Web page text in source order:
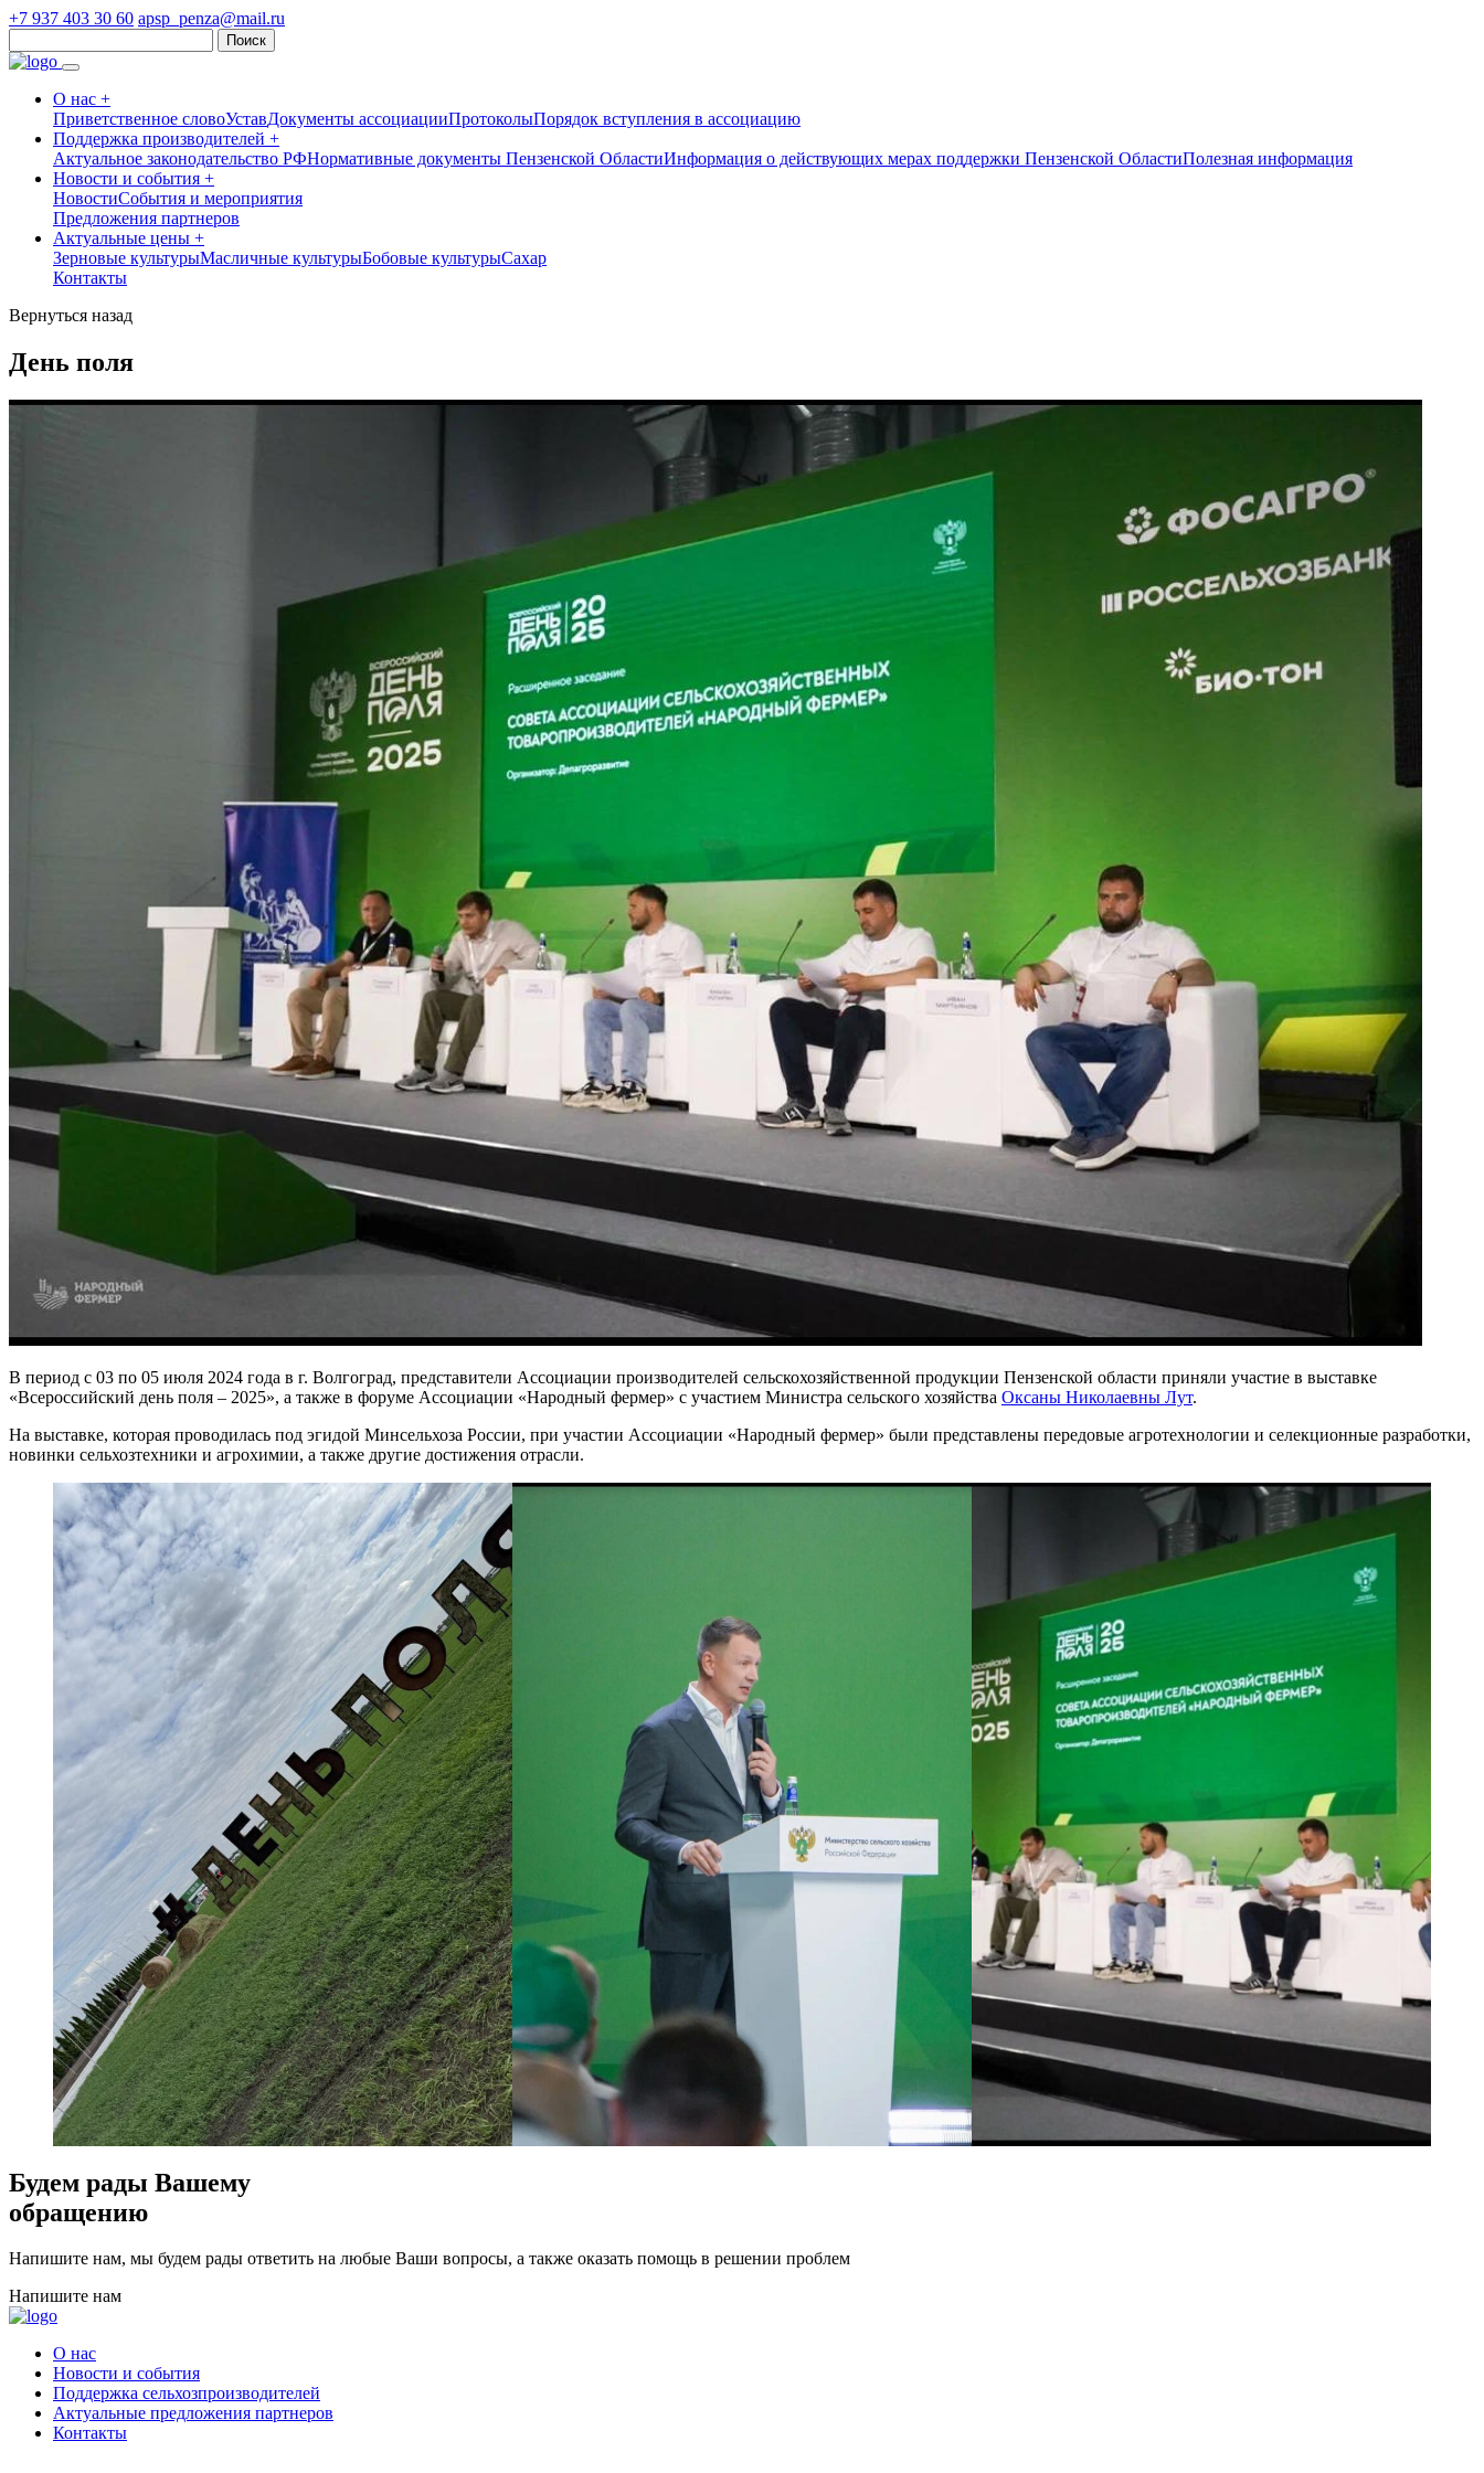
+7 937 403 30 60 apsp_penza@mail.ru
О нас +
Приветственное словоУставДокументы ассоциацииПротоколыПорядок вступления в ассоциацию
Поддержка производителей +
Актуальное законодательство РФНормативные документы Пензенской ОбластиИнформация о действующих мерах поддержки Пензенской ОбластиПолезная информация
Новости и события +
НовостиСобытия и мероприятия
Предложения партнеров
Актуальные цены +
Зерновые культурыМасличные культурыБобовые культурыСахар
Контакты
Вернуться назад
День поля
В период с 03 по 05 июля 2024 года в г. Волгоград, представители Ассоциации производителей сельскохозяйственной продукции Пензенской области приняли участие в выставке
«Всероссийский день поля – 2025», а также в форуме Ассоциации «Народный фермер» с участием Министра сельского хозяйства Оксаны Николаевны Лут.
На выставке, которая проводилась под эгидой Минсельхоза России, при участии Ассоциации «Народный фермер» были представлены передовые агротехнологии и селекционные разработки,
новинки сельхозтехники и агрохимии, а также другие достижения отрасли.
Будем рады Вашему
обращению
Напишите нам, мы будем рады ответить на любые Ваши вопросы, а также оказать помощь в решении проблем
Напишите нам
О нас
Новости и события
Поддержка сельхозпроизводителей
Актуальные предложения партнеров
Контакты